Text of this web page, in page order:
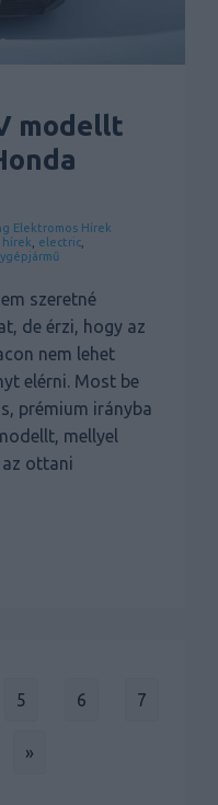
modellt
Elektromos Hírek
hírek electric
szeretné
de érzi, hogy az
nem lehet
elérni. Most be
prémium irányba
mellyel
ottani
5 6 7
»